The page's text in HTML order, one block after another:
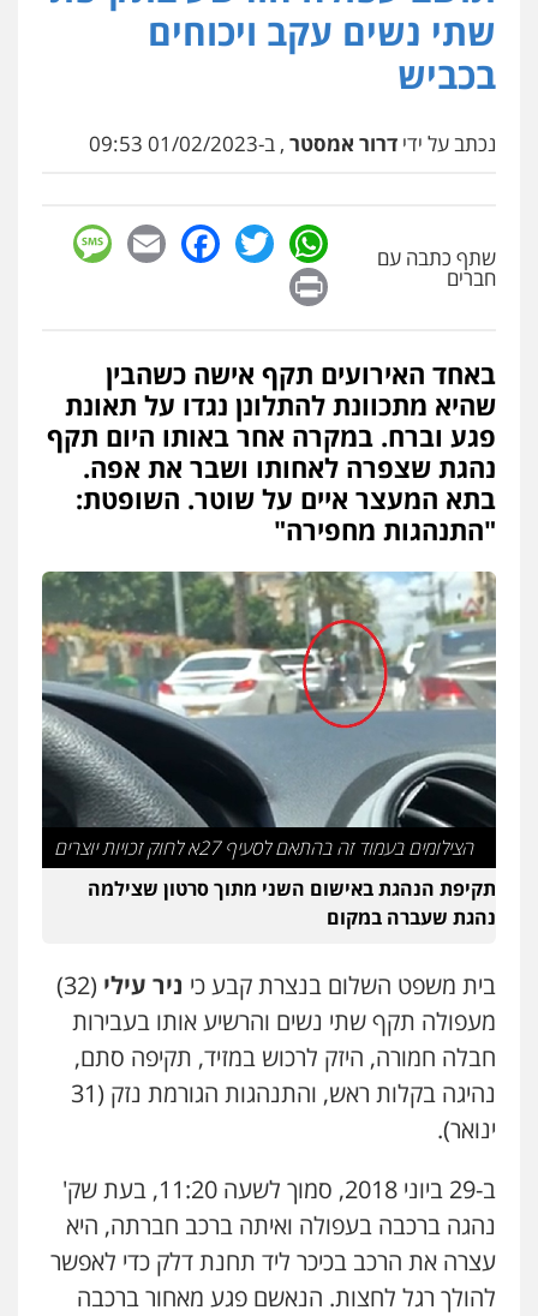
נוער רישום פלילי
0522763105
פלילי צבאי מעצרים וחקירות
עו"ד אלון קריטי
כלכלי
0525544654
עו"ד דפנה לביא
משפחה גישור
0507206063
עו"ד זוהר ארבל
קטינים
0538788878
עו"ד אסף דוק
פלילי עבירות מין סמים והימורים פשיעה
חמורה חקירות ומעצרים צווארון לבן והונאה
0526885006
עו"ד שלי גורביץ – לוי
משפט פלילי פשיעה חמורה מעצרים
וחקירות צבאי תעבורה
0544218336
0505078733
עו"ד קארין לגטיוי
פלילי פשיעה חמורה מעצרים וחקירות
משרד עורכי דין טאי שרקי
פלילי
0547556464
שתי נשים עקב ויכוחים
בכביש
נכתב על ידי דרור אמסטר , ב-01/02/2023 09:53
שתף כתבה עם
חברים
WhatsApp
Twitter
Facebook
Email
באחד האירועים תקף אישה כשהבין
שהיא מתכוונת להתלונן נגדו על תאונת
פגע וברח. במקרה אחר באותו היום תקף
נהגת שצפרה לאחותו ושבר את אפה.
בתא המעצר איים על שוטר. השופטת:
"התנהגות מחפירה"
הצילומים בעמוד זה בהתאם לסעיף 27א לחוק זכויות יוצרים
תקיפת הנהגת באישום השני מתוך סרטון שצילמה
נהגת שעברה במקום
בית משפט השלום בנצרת קבע כי ניר עילי
(32)
מעפולה תקף שתי נשים והרשיע אותו בעבירות
חבלה חמורה, היזק לרכוש במזיד, תקיפה סתם,
נהיגה בקלות ראש, והתנהגות הגורמת נזק (31
ינואר).
ב-29 ביוני 2018, סמוך לשעה 11:20, בעת שק'
נהגה ברכבה בעפולה ואיתה ברכב חברתה, היא
עצרה את הרכב בכיכר ליד תחנת דלק כדי לאפשר
להולך רגל לחצות. הנאשם פגע מאחור ברכבה